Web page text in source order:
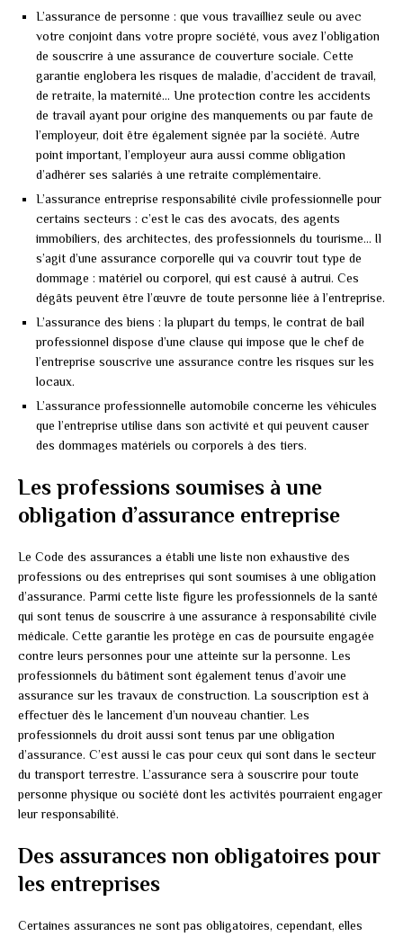
L’assurance de personne : que vous travailliez seule ou avec
votre conjoint dans votre propre société, vous avez l’obligation
de souscrire à une assurance de couverture sociale. Cette
garantie englobera les risques de maladie, d’accident de travail,
de retraite, la maternité… Une protection contre les accidents
de travail ayant pour origine des manquements ou par faute de
l’employeur, doit être également signée par la société. Autre
point important, l’employeur aura aussi comme obligation
d’adhérer ses salariés à une retraite complémentaire.
L’assurance entreprise responsabilité civile professionnelle pour
certains secteurs : c’est le cas des avocats, des agents
immobiliers, des architectes, des professionnels du tourisme… Il
s’agit d’une assurance corporelle qui va couvrir tout type de
dommage : matériel ou corporel, qui est causé à autrui. Ces
dégâts peuvent être l’œuvre de toute personne liée à l’entreprise.
L’assurance des biens : la plupart du temps, le contrat de bail
professionnel dispose d’une clause qui impose que le chef de
l’entreprise souscrive une assurance contre les risques sur les
locaux.
L’assurance professionnelle automobile concerne les véhicules
que l’entreprise utilise dans son activité et qui peuvent causer
des dommages matériels ou corporels à des tiers.
Les professions soumises à une
obligation d’assurance entreprise
Le Code des assurances a établi une liste non exhaustive des
professions ou des entreprises qui sont soumises à une obligation
d’assurance. Parmi cette liste figure les professionnels de la santé
qui sont tenus de souscrire à une assurance à responsabilité civile
médicale. Cette garantie les protège en cas de poursuite engagée
contre leurs personnes pour une atteinte sur la personne. Les
professionnels du bâtiment sont également tenus d’avoir une
assurance sur les travaux de construction. La souscription est à
effectuer dès le lancement d’un nouveau chantier. Les
professionnels du droit aussi sont tenus par une obligation
d’assurance. C’est aussi le cas pour ceux qui sont dans le secteur
du transport terrestre. L’assurance sera à souscrire pour toute
personne physique ou société dont les activités pourraient engager
leur responsabilité.
Des assurances non obligatoires pour
les entreprises
Certaines assurances ne sont pas obligatoires, cependant, elles